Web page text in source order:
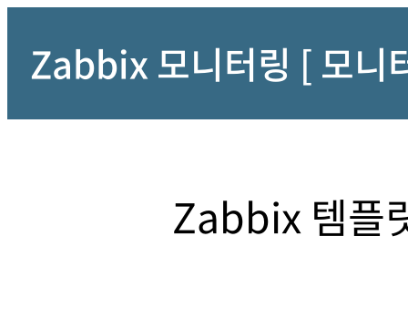
Zabbix 모니터링 [ 모니
Zabbix 템플